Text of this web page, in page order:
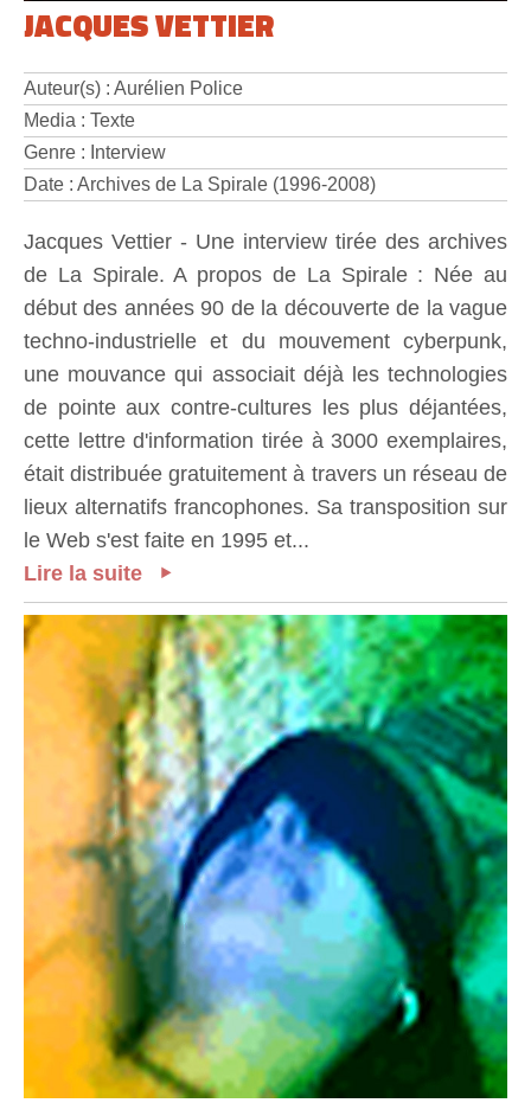
JACQUES VETTIER
Auteur(s) : Aurélien Police
Media : Texte
Genre : Interview
Date : Archives de La Spirale (1996-2008)
Jacques Vettier - Une interview tirée des archives
de La Spirale. A propos de La Spirale : Née au
début des années 90 de la découverte de la vague
techno-industrielle et du mouvement cyberpunk,
une mouvance qui associait déjà les technologies
de pointe aux contre-cultures les plus déjantées,
cette lettre d'information tirée à 3000 exemplaires,
était distribuée gratuitement à travers un réseau de
lieux alternatifs francophones. Sa transposition sur
le Web s'est faite en 1995 et...
Lire la suite